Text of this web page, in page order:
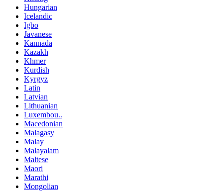
Hungarian
Icelandic
Igbo
Javanese
Kannada
Kazakh
Khmer
Kurdish
Kyrgyz
Latin
Latvian
Lithuanian
Luxembou..
Macedonian
Malagasy
Malay
Malayalam
Maltese
Maori
Marathi
Mongolian